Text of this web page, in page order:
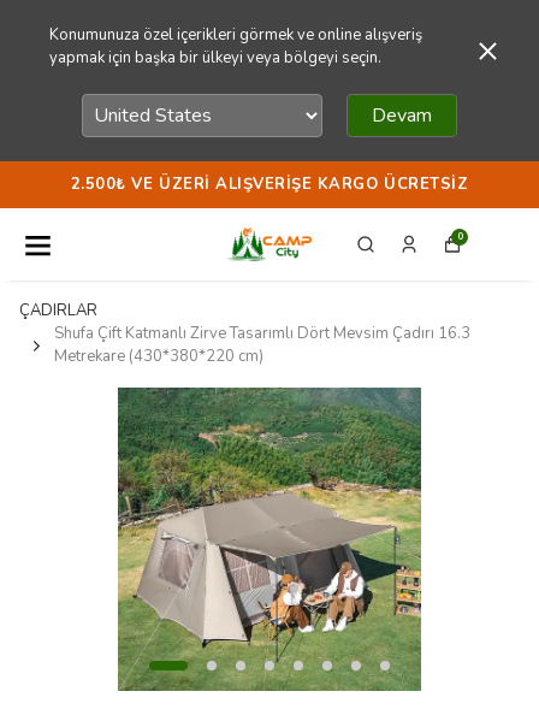
Konumunuza özel içerikleri görmek ve online alışveriş
yapmak için başka bir ülkeyi veya bölgeyi seçin.
Devam
2.500₺ VE ÜZERI ALIŞVERIŞE KARGO ÜCRETSIZ
0
ÇADIRLAR
Shufa Çift Katmanlı Zirve Tasarımlı Dört Mevsim Çadırı 16.3
Metrekare (430*380*220 cm)